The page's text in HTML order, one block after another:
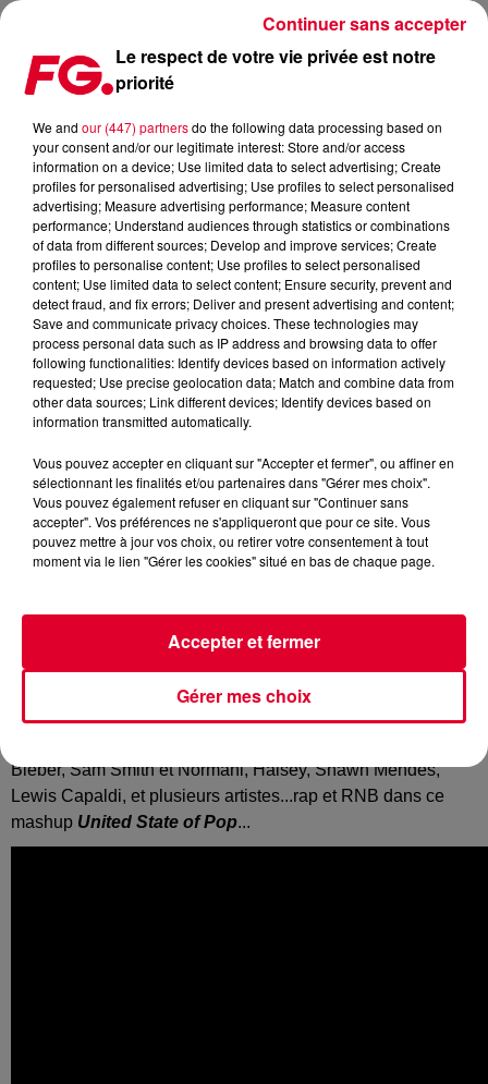
UNITED STATE OF POP 2019: LE MASHUP ANNUEL DE DJ
Publié : 3 janvier 2020 à 6h12 par Antony Harari
DJ américain balance son mash up qui regroupe les tubes
pop (mais pas que) qui ont marqué l'année qui vient de
s'écouler. Il en a fait sa marque de fabrique, et il faut dire que
c'est plutôt efficace, d'autant qu'avec la vidéo on voit
rapidement quels sontles artistes qui ont squatté le haut
Bieber, Sam Smith et Normani, Halsey, Shawn Mendes,
Lewis Capaldi, et plusieurs artistes...rap et RNB dans ce
mashup United State of Pop...
Le respect de votre vie privée est notre
priorité
We and our (447) partnersdo the following data processing based on
your consent and/or our legitimate interest: Store and/or access
information on a device; Use limited data to select advertising; Create
profiles for personalised advertising; Use profiles to select personalised
advertising; Measure advertising performance; Measure content
performance; Understand audiences through statistics or combinations
of data from different sources; Develop and improve services; Create
profiles to personalise content; Use profiles to select personalised
content; Use limited data to select content; Ensure security, prevent and
detect fraud, and fix errors; Deliver and present advertising and content;
Save and communicate privacy choices. These technologies may
process personal data such as IP address and browsing data to offer
following functionalities: Identify devices based on information actively
requested; Use precise geolocation data; Match and combine data from
other data sources; Link different devices; Identify devices based on
information transmitted automatically.
Vous pouvez accepter en cliquant sur "Accepter et fermer", ou affiner en
sélectionnant les finalités et/ou partenaires dans "Gérer mes choix".
Vous pouvez également refuser en cliquant sur "Continuer sans
accepter". Vos préférences ne s'appliqueront que pour ce site. Vous
pouvez mettre à jour vos choix, ou retirer votre consentement à tout
moment via le lien "Gérer les cookies" situé en bas de chaque page.
Gérer mes choix
Accepter et fermer
Continuer sans accepter